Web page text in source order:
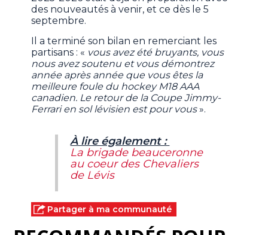
des nouveautés à venir, et ce dès le 5
septembre.
Il a terminé son bilan en remerciant les
partisans : « vous avez été bruyants, vous
nous avez soutenu et vous démontrez
année après année que vous êtes la
meilleure foule du hockey M18 AAA
canadien. Le retour de la Coupe Jimmy-
Ferrari en sol lévisien est pour vous».
À lire également :
La brigade beauceronne
au coeur des Chevaliers
de Lévis
Partager à ma communauté